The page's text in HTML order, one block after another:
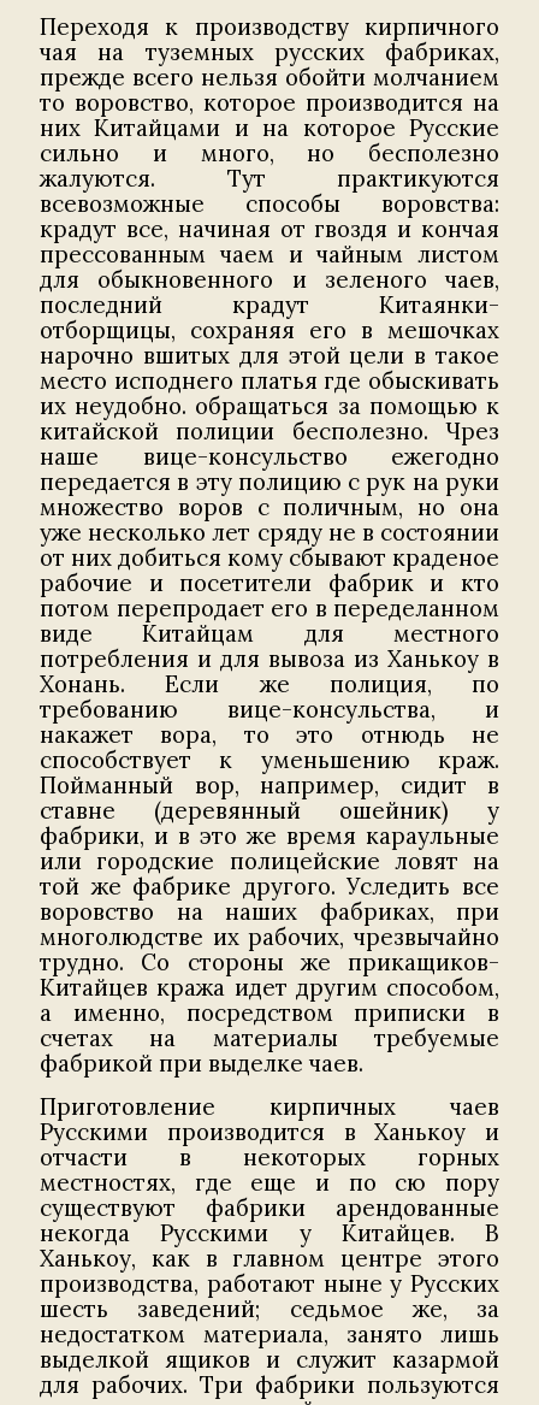
Переходя к производству кирпичного
чая на туземных русских фабриках,
прежде всего нельзя обойти молчанием
то воровство, которое производится на
них Китайцами и на которое Русские
сильно и много, но бесполезно
жалуются. Тут практикуются
всевозможные способы воровства:
крадут все, начиная от гвоздя и кончая
прессованным чаем и чайным листом
для обыкновенного и зеленого чаев,
последний крадут Китаянки-
отборщицы, сохраняя его в мешочках
нарочно вшитых для этой цели в такое
место исподнего платья где обыскивать
их неудобно. обращаться за помощью к
китайской полиции бесполезно. Чрез
наше вицe-консульство ежегодно
передается в эту полицию с рук на руки
множество воров с поличным, но она
уже несколько лет сряду не в состоянии
от них добиться кому сбывают краденое
рабочие и посетители фабрик и кто
потом перепродает его в переделанном
виде Китайцам для местного
потребления и для вывоза из Ханькоу в
Хонань. Если же полиция, по
требованию вице-консульствa, и
накажет вора, то это отнюдь не
способствует к уменьшению краж.
Пойманный вор, например, сидит в
ставне (деревянный ошейник) у
фабрики, и в это же время караульные
или городские полицейские ловят на
той же фабрике другого. Уследить все
воровство на наших фабриках, при
многолюдстве их рабочих, чрезвычайно
трудно. Со стороны же прикащиков-
Китайцев кража идет другим способом,
а именно, посредством приписки в
счетах на материалы требуемые
фабрикой при выделке чаев.
Приготовление кирпичных чаев
Русскими производится в Ханькоу и
отчасти в некоторых горных
местностях, где еще и по сю пору
существуют фабрики арендованные
некогда Русскими у Китайцев. В
Ханькоу, как в главном центре этого
производства, работают ныне у Русских
шесть заведений; седьмое же, за
недостатком материала, занято лишь
выделкой ящиков и служит казармой
для рабочих. Три фабрики пользуются